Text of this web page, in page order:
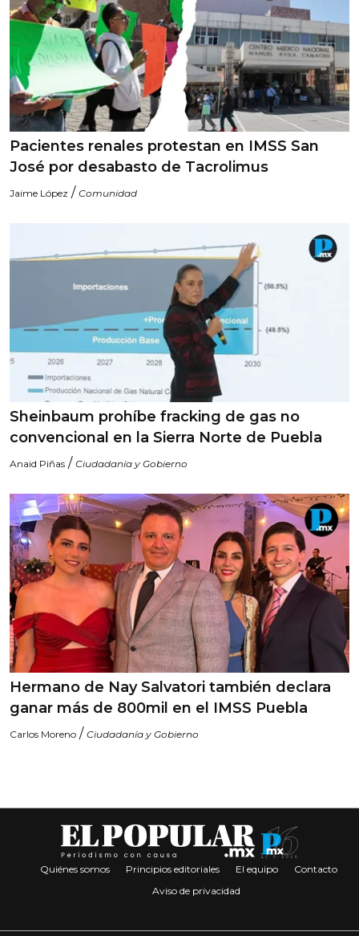
Pacientes renales protestan en IMSS San
José por desabasto de Tacrolimus
Jaime López / Comunidad
Sheinbaum prohíbe fracking de gas no
convencional en la Sierra Norte de Puebla
Anaid Piñas / Ciudadanía y Gobierno
Hermano de Nay Salvatori también declara
ganar más de 800mil en el IMSS Puebla
Carlos Moreno / Ciudadanía y Gobierno
Quiénes somos Principios editoriales El equipo
Contacto
Aviso de privacidad